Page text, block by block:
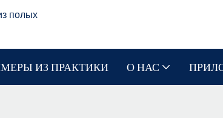
полых
ИЗ ПРАКТИКИ О НАС